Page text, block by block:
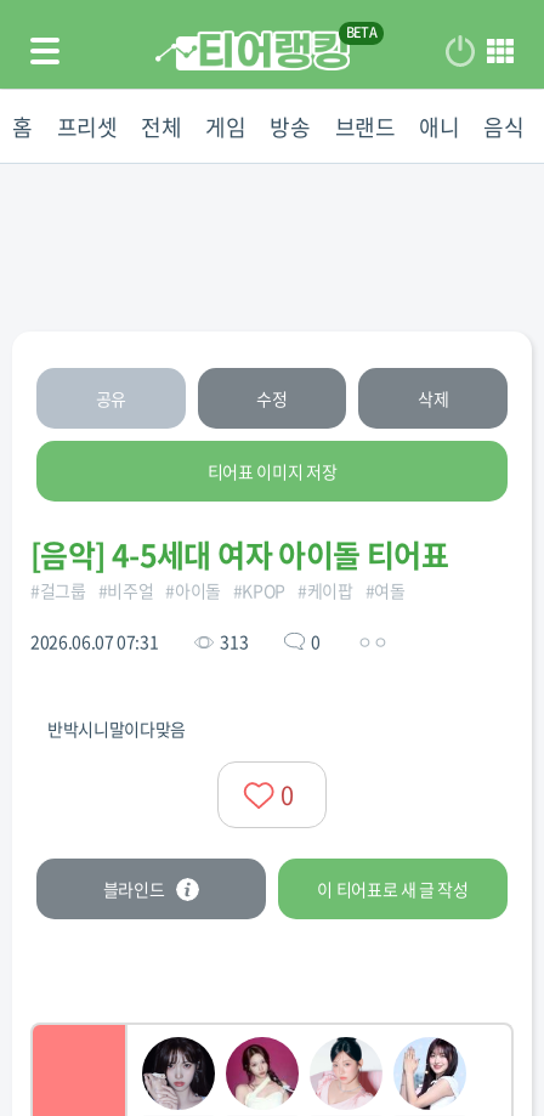
홈 프리셋 전체 게임 방송 브랜드 애니 음식
공유 수정 삭제
티어표 이미지 저장
[음악]4-5세대 여자 아이돌 티어표
#걸그룹 #비주얼 #아이돌 #KPOP #케이팝 #여돌
2026.06.07 07:31 313 0 ㅇㅇ
반박시니말이다맞음
0
블라인드 이 티어표로 새 글 작성